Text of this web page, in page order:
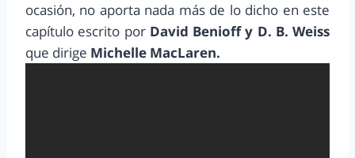
ocasión, no aporta nada más de lo dicho en este
capítulo escrito por David Benioff y D. B. Weiss
que dirige Michelle MacLaren.